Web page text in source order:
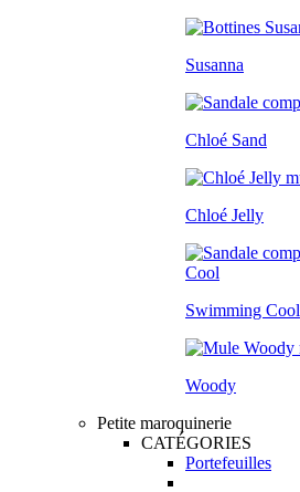
Susanna
Chloé Sand
Chloé Jelly
Swimming Cool
Woody
Petite maroquinerie
CATÉGORIES
Portefeuilles